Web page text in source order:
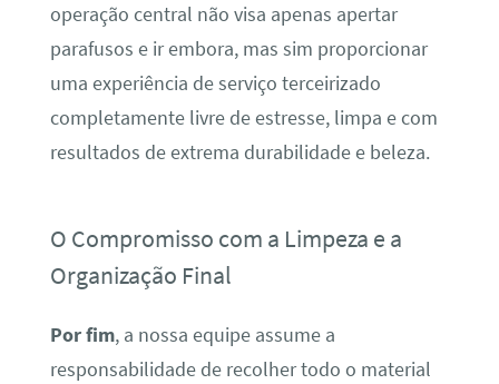
operação central não visa apenas apertar
parafusos e ir embora, mas sim proporcionar
uma experiência de serviço terceirizado
completamente livre de estresse, limpa e com
resultados de extrema durabilidade e beleza.
O Compromisso com a Limpeza e a
Organização Final
Por fim, a nossa equipe assume a
responsabilidade de recolher todo o material